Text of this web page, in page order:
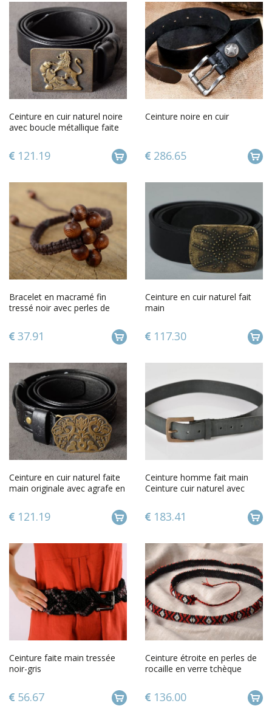
Ceinture en cuir naturel noire
avec boucle métallique faite
121.19
Ceinture noire en cuir
286.65
Bracelet en macramé fin
tressé noir avec perles de
37.91
Ceinture en cuir naturel fait
main
117.30
Ceinture en cuir naturel faite
main originale avec agrafe en
121.19
Ceinture homme fait main
Ceinture cuir naturel avec
183.41
Ceinture faite main tressée
noir-gris
56.67
Ceinture étroite en perles de
rocaille en verre tchèque
136.00